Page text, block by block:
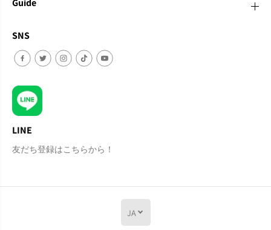
Guide
SNS
LINE
友だち登録はこちらから！
JA